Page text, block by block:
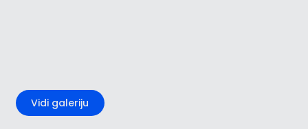
Vidi galeriju